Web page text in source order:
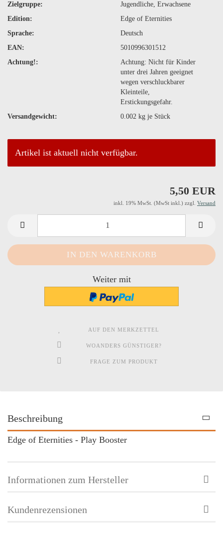
Zielgruppe:
Jugendliche, Erwachsene
Edition:
Edge of Eternities
Sprache:
Deutsch
EAN:
5010996301512
Achtung!:
Achtung: Nicht für Kinder
unter drei Jahren geeignet
wegen verschluckbarer
Kleinteile,
Erstickungsgefahr.
Versandgewicht:
0.002kg je Stück
Artikel ist aktuell nicht verfügbar.
5,50 EUR
inkl. 19% MwSt. (MwSt inkl.) zzgl. Versand
Weiter mit
AUF DEN MERKZETTEL
WOANDERS GÜNSTIGER?
FRAGE ZUM PRODUKT
Beschreibung
Edge of Eternities - Play Booster
Informationen zum Hersteller
Kundenrezensionen